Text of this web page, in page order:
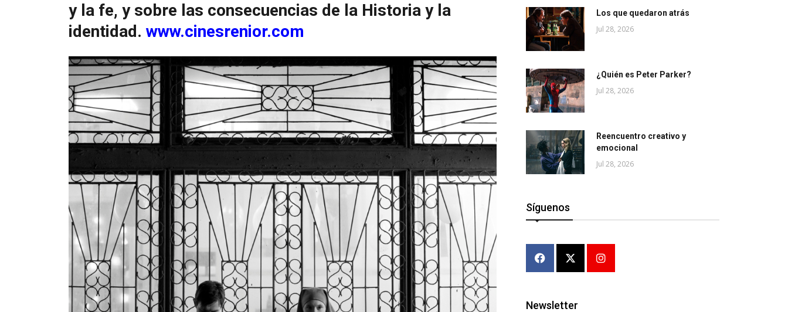
y la fe, y sobre las consecuencias de la Historia y la
identidad. www.cinesrenior.com
Los que quedaron atrás
Jul 28, 2026
¿Quién es Peter Parker?
Jul 28, 2026
Reencuentro creativo y
emocional
Jul 28, 2026
Síguenos
Newsletter